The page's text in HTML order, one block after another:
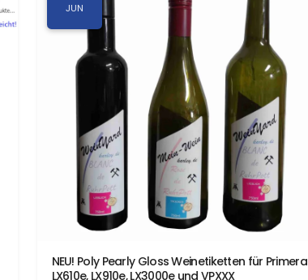
JUN
NEU! Poly Pearly Gloss Weinetiketten für Primera
LX610e, LX910e, LX3000e und VPXXX